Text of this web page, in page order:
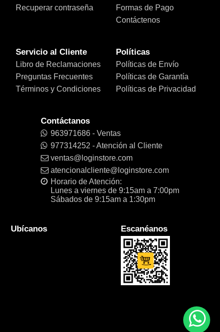
Recuperar contraseña
Formas de Pago
Contáctenos
Servicio al Cliente
Libro de Reclamaciones
Preguntas Frecuentes
Términos y Condiciones
Políticas
Políticas de Envío
Políticas de Garantía
Políticas de Privacidad
Contáctanos
963971686 - Ventas
977314252 - Atención al Cliente
ventas@loginstore.com
atencionalcliente@loginstore.com
Horario de Atención:
Lunes a viernes de 9:15am a 7:00pm
Sábados de 9:15am a 1:30pm
Ubícanos Escanéanos